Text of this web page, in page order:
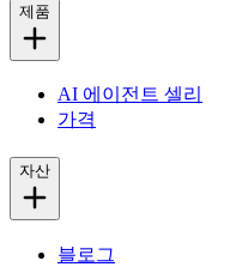
제품
AI 에이전트 셀리
가격
자산
블로그